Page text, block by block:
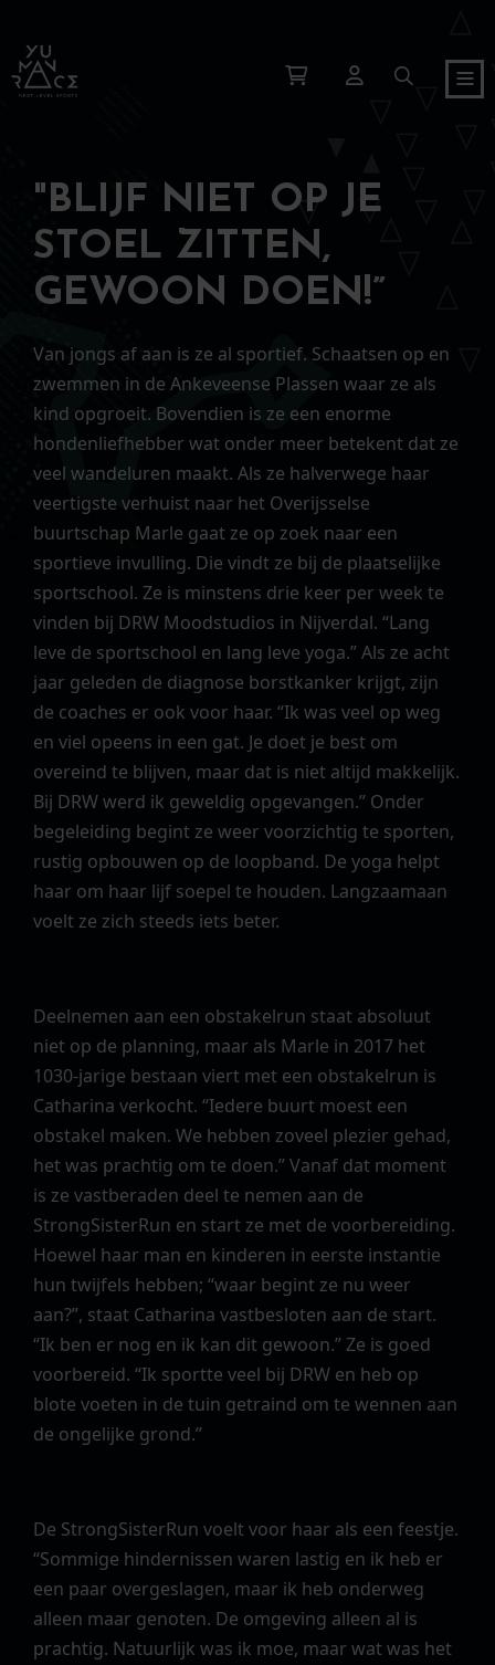
"BLIJF NIET OP JE
STOEL ZITTEN,
GEWOON DOEN!”
Van jongs af aan is ze al sportief. Schaatsen op en
zwemmen in de Ankeveense Plassen waar ze als
kind opgroeit. Bovendien is ze een enorme
hondenliefhebber wat onder meer betekent dat ze
veel wandeluren maakt. Als ze halverwege haar
veertigste verhuist naar het Overijsselse
buurtschap Marle gaat ze op zoek naar een
sportieve invulling. Die vindt ze bij de plaatselijke
sportschool. Ze is minstens drie keer per week te
vinden bij DRW Moodstudios in Nijverdal. “Lang
leve de sportschool en lang leve yoga.” Als ze acht
jaar geleden de diagnose borstkanker krijgt, zijn
de coaches er ook voor haar. “Ik was veel op weg
en viel opeens in een gat. Je doet je best om
overeind te blijven, maar dat is niet altijd makkelijk.
Bij DRW werd ik geweldig opgevangen.” Onder
begeleiding begint ze weer voorzichtig te sporten,
rustig opbouwen op de loopband. De yoga helpt
haar om haar lijf soepel te houden. Langzaamaan
voelt ze zich steeds iets beter.
Deelnemen aan een obstakelrun staat absoluut
niet op de planning, maar als Marle in 2017 het
1030-jarige bestaan viert met een obstakelrun is
Catharina verkocht. “Iedere buurt moest een
obstakel maken. We hebben zoveel plezier gehad,
het was prachtig om te doen.” Vanaf dat moment
is ze vastberaden deel te nemen aan de
StrongSisterRun en start ze met de voorbereiding.
Hoewel haar man en kinderen in eerste instantie
hun twijfels hebben; “waar begint ze nu weer
aan?”, staat Catharina vastbesloten aan de start.
“Ik ben er nog en ik kan dit gewoon.” Ze is goed
voorbereid. “Ik sportte veel bij DRW en heb op
blote voeten in de tuin getraind om te wennen aan
de ongelijke grond.”
De StrongSisterRun voelt voor haar als een feestje.
“Sommige hindernissen waren lastig en ik heb er
een paar overgeslagen, maar ik heb onderweg
alleen maar genoten. De omgeving alleen al is
prachtig. Natuurlijk was ik moe, maar wat was het